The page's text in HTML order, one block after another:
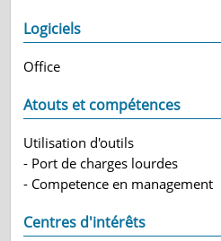
Logiciels
Office
Atouts et compétences
Utilisation d'outils
- Port de charges lourdes
- Competence en management
Centres d'intérêts